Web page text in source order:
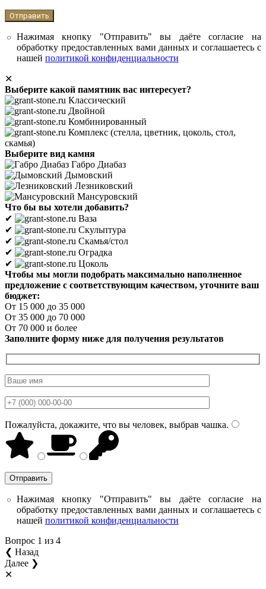
Нажимая кнопку "Отправить" вы даёте согласие на
обработку предоставленных вами данных и соглашаетесь с
нашей политикой конфиденциальности
✕
Выберите какой памятник вас интересует?
Классический
Двойной
Комбинированный
Комплекс (стелла, цветник, цоколь, стол,
скамья)
Выберите вид камня
Габро Диабаз
Дымовский
Лезниковский
Мансуровский
Что бы вы хотели добавить?
✔
Ваза
✔
Скульптура
✔
Скамья/стол
✔
Оградка
✔
Цоколь
Чтобы мы могли подобрать максимально наполненное
предложение с соответствующим качеством, уточните ваш
бюджет:
От 15 000 до 35 000
От 35 000 до 70 000
От 70 000 и более
Заполните форму ниже для получения результатов
Пожалуйста, докажите, что вы человек, выбрав чашка.
Нажимая кнопку "Отправить" вы даёте согласие на
обработку предоставленных вами данных и соглашаетесь с
нашей политикой конфиденциальности
Вопрос 1 из 4
❮ Назад
Далее ❯
✕